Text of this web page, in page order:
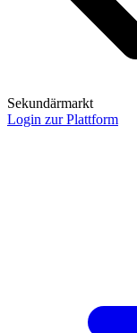
Sekundärmarkt
Login zur Plattform